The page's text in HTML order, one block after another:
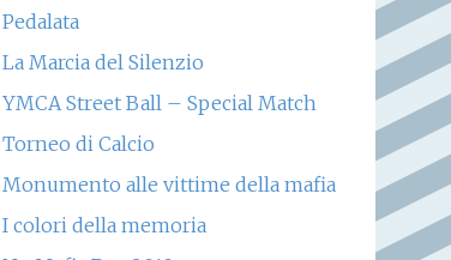
Pedalata
La Marcia del Silenzio
YMCA Street Ball – Special Match
Torneo di Calcio
Monumento alle vittime della mafia
I colori della memoria